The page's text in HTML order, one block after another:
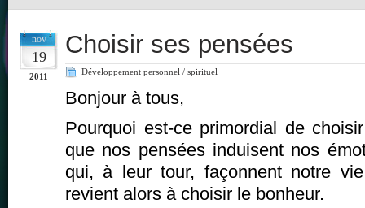
nov
19
2011
Choisir ses pensées
Développement personnel / spirituel
Bonjour à tous,
Pourquoi est-ce primordial de
que nos pensées induisent nos
qui, à leur tour, façonnent notre
revient alors à choisir le bonheur.